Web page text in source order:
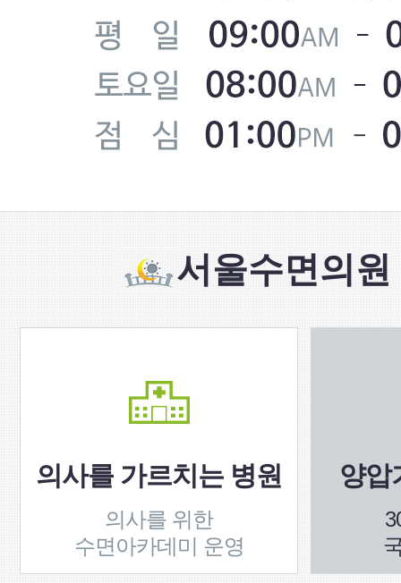
서울수면의
의사를 가르치는 병원
의사를 위한
수면아카데미 운영
양압